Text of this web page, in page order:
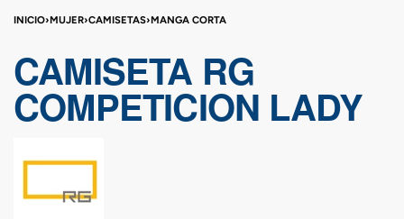
INICIO›MUJER›CAMISETAS›MANGA CORTA
CAMISETA RG
COMPETICION LADY